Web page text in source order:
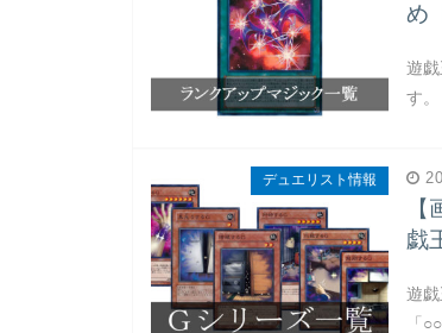
め
遊
す。
デュエリスト情報
戯
遊
「